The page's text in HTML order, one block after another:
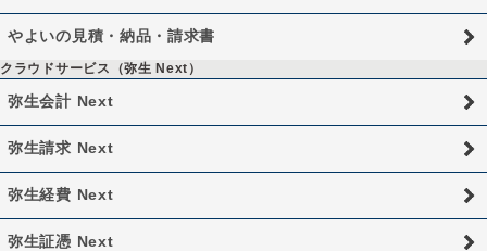
やよいの見積・納品・請求書
クラウドサービス（弥生 Next）
弥生会計 Next
弥生請求 Next
弥生経費 Next
弥生証憑 Next